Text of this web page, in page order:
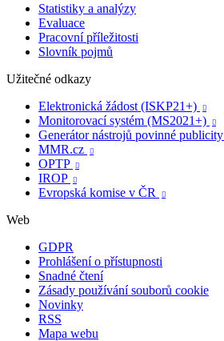
Statistiky a analýzy
Evaluace
Pracovní příležitosti
Slovník pojmů
Užitečné odkazy
Elektronická žádost (ISKP21+)

Monitorovací systém (MS2021+) 
Generátor nástrojů povinné publicity
MMR.cz 
OPTP 
IROP 
Evropská komise v ČR 
Web
GDPR
Prohlášení o přístupnosti
Snadné čtení
Zásady používání souborů cookie
Novinky
RSS
Mapa webu